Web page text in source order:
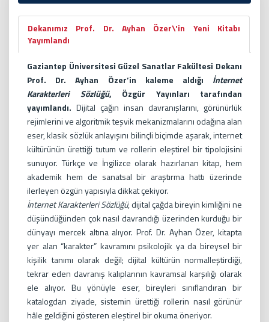
Dekanımız Prof. Dr. Ayhan Özer\'in Yeni Kitabı
Yayımlandı
Gaziantep Üniversitesi Güzel Sanatlar Fakültesi Dekanı
Prof. Dr. Ayhan Özer’in kaleme aldığı İnternet
Karakterleri Sözlüğü, Özgür Yayınları tarafından
yayımlandı. Dijital çağın insan davranışlarını, görünürlük
rejimlerini ve algoritmik teşvik mekanizmalarını odağına alan
eser, klasik sözlük anlayışını bilinçli biçimde aşarak, internet
kültürünün ürettiği tutum ve rollerin eleştirel bir tipolojisini
sunuyor. Türkçe ve İngilizce olarak hazırlanan kitap, hem
akademik hem de sanatsal bir araştırma hattı üzerinde
ilerleyen özgün yapısıyla dikkat çekiyor.
İnternet Karakterleri Sözlüğü, dijital çağda bireyin kimliğini ne
düşündüğünden çok nasıl davrandığı üzerinden kurduğu bir
dünyayı mercek altına alıyor. Prof. Dr. Ayhan Özer, kitapta
yer alan “karakter” kavramını psikolojik ya da bireysel bir
kişilik tanımı olarak değil; dijital kültürün normalleştirdiği,
tekrar eden davranış kalıplarının kavramsal karşılığı olarak
ele alıyor. Bu yönüyle eser, bireyleri sınıflandıran bir
katalogdan ziyade, sistemin ürettiği rollerin nasıl görünür
hâle geldiğini gösteren eleştirel bir okuma öneriyor.